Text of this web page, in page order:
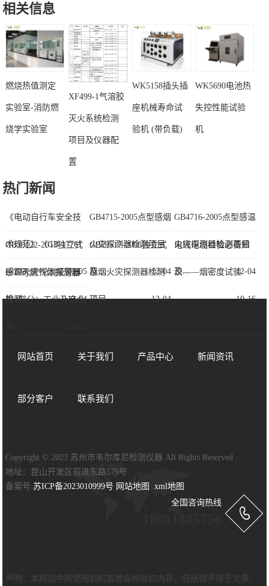
相关信息
燃烧热值测定
实验室-消防燃
烧学实验室
XF499-1气溶胶
灭火系统检测
项目及仪器配
置
WK5158插头插
座机械寿命试
验机 (带负载)
WK5690电池热
失控性能试验
机
热门新闻
《电动自行车安全技
术规范》（GB 17761
—202... 03-05
GB4715-2005点型感烟
火灾探测器检测项目
及... 12-04
GB4716-2005点型感温
火灾探测器检测项目
及... 12-04
GB30122-2013独立式
感温火灾探测报警器
检测... 12-04
GB20517-2006独立式
感烟火灾探测器检测
项目... 12-04
电线电缆检验必备知
识——烟密度试验
10-16
B/T 可燃气体探测器
第3部分：工业及商业
网站首页 关于我们 产品中心 新闻资讯
部分客户 联系我们
Copyright © 2023 苏州市韦尔库尼检测仪器 All Rights Reserved
地址：昆山开发区前进东路579号
备案号:苏ICP备2023010999号 网站地图
xml地图
全国咨询热线
18051845756
声明：本网站中所使用到的其他各种版权内容，包括但不限于文章、